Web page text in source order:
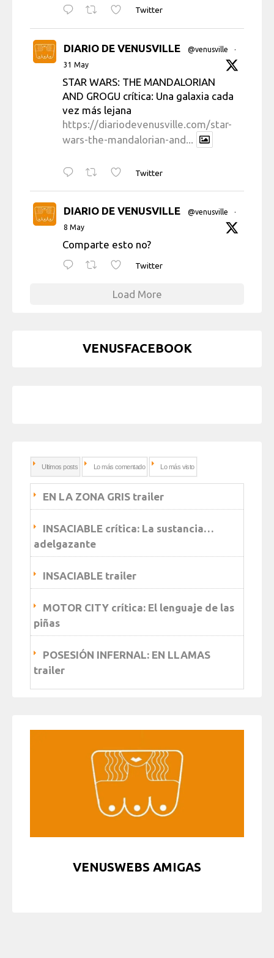
Twitter
DIARIO DE VENUSVILLE @venusville
·
31 May
STAR WARS: THE MANDALORIAN
AND GROGU crítica: Una galaxia cada
vez más lejana
https://diariodevenusville.com/star-
wars-the-mandalorian-and...
Twitter
DIARIO DE VENUSVILLE @venusville
·
8 May
Comparte esto no?
Twitter
Load More
VENUSFACEBOOK
Ultimos posts Lo más comentado Lo más visto
EN LA ZONA GRIS trailer
INSACIABLE crítica: La sustancia…
adelgazante
INSACIABLE trailer
MOTOR CITY crítica: El lenguaje de las
piñas
POSESIÓN INFERNAL: EN LLAMAS
trailer
VENUSWEBS AMIGAS